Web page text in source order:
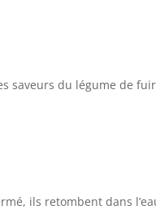
saveurs du légume de
ils retombent dans